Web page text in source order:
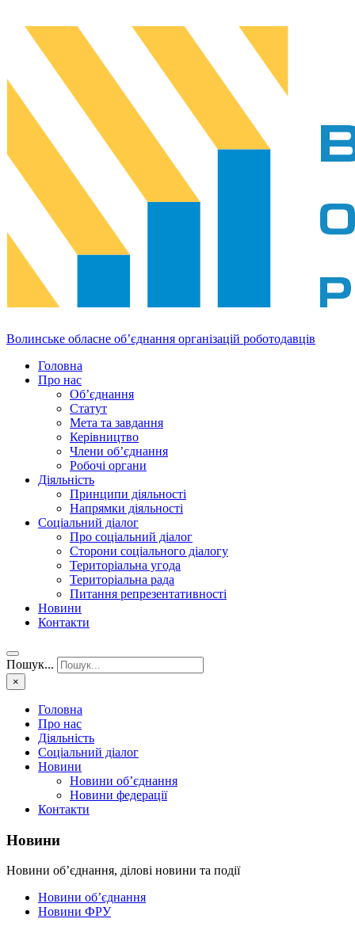
Волинське обласне об’єднання організацій роботодавців
Головна
Про нас
Об’єднання
Статут
Мета та завдання
Керівництво
Члени об’єднання
Робочі органи
Діяльність
Принципи діяльності
Напрямки діяльності
Соціальний діалог
Про соціальний діалог
Сторони соціального діалогу
Територіальна угода
Територіальна рада
Питання репрезентативності
Новини
Контакти
Пошук...
×
Головна
Про нас
Діяльність
Соціальний діалог
Новини
Новини об’єднання
Новини федерації
Контакти
Новини
Новини об’єднання, ділові новини та події
Новини об’єднання
Новини ФРУ